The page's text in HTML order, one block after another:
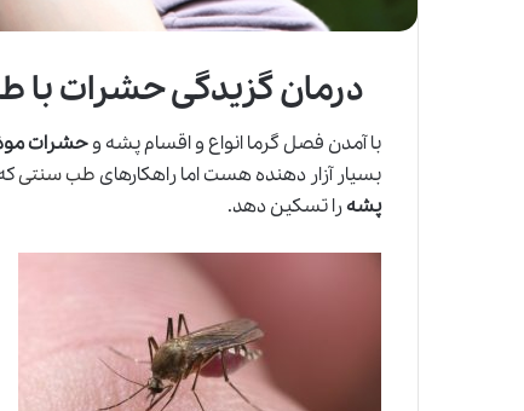
درمان گزیدگی حشرات
با آمدن فصل گرما انواع و اقسام پشه وحشرات
بسیار آزار دهنده هست اما راهکارهایطب سنتی
پشهرا تسکین دهد.